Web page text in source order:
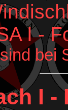
I -
bei
I